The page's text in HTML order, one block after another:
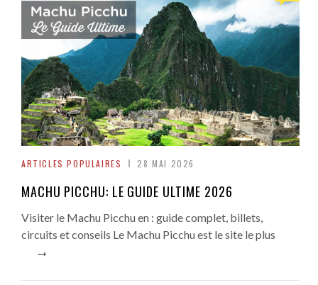
ARTICLES POPULAIRES 28 MAI 2026
MACHU PICCHU: LE GUIDE ULTIME 2026
Visiter le Machu Picchu en : guide complet, billets,
circuits et conseils Le Machu Picchu est le site le plus
→